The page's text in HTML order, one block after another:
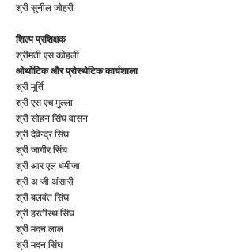
श्री सुनील जोहरी
शिल्प प्रशिक्षक
श्रीमती एस कोहली
ओर्थोटिक और प्रोस्थेटिक कार्यशाला
श्री मूर्ति
श्री एस एच मुल्ला
श्री सोहन सिंघ वासन
श्री देवेन्द्र सिंघ
श्री जागीर सिंघ
श्री आर एल धमीजा
श्री अ जी अंसारी
श्री बलवंत सिंघ
श्री हरतीरथ सिंघ
श्री मदन लाल
श्री मदन सिंघ